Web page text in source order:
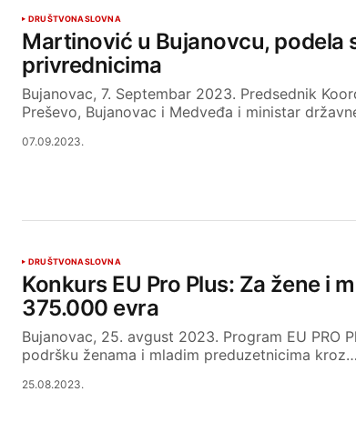
DRUŠTVONASLOVNA
Martinović u Bujanovcu, podela
privrednicima
Bujanovac, 7. Septembar 2023. Predsednik
Preševo, Bujanovac i Medveđa i ministar
07.09.2023.
DRUŠTVONASLOVNA
Konkurs EU Pro Plus: Za žene i
375.000 evra
Bujanovac, 25. avgust 2023. Program EU PRO
podršku ženama i mladim preduzetnicima kroz…
25.08.2023.